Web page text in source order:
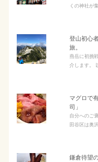
くの神社が
登山初心
旅。
燕岳に初挑
介します。
マグロで
司」
自分へのご
田谷区は奥
鎌倉待望